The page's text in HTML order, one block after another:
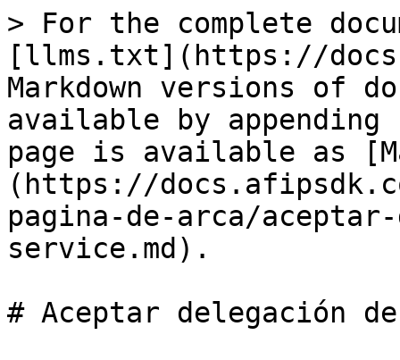
> For the complete
[llms.txt](https://
Markdown versions of
available by
page is available as
(https://
pagina-de-arca/
service.md).
# Aceptar delegación